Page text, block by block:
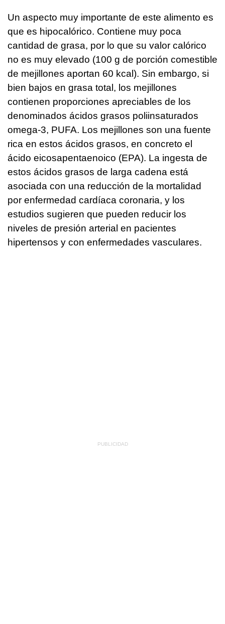
Un aspecto muy importante de este alimento es
que es hipocalórico. Contiene muy poca
cantidad de grasa, por lo que su valor calórico
no es muy elevado (100 g de porción comestible
de mejillones aportan 60 kcal). Sin embargo, si
bien bajos en grasa total, los mejillones
contienen proporciones apreciables de los
denominados ácidos grasos poliinsaturados
omega-3, PUFA. Los mejillones son una fuente
rica en estos ácidos grasos, en concreto el
ácido eicosapentaenoico (EPA). La ingesta de
estos ácidos grasos de larga cadena está
asociada con una reducción de la mortalidad
por enfermedad cardíaca coronaria, y los
estudios sugieren que pueden reducir los
niveles de presión arterial en pacientes
hipertensos y con enfermedades vasculares.